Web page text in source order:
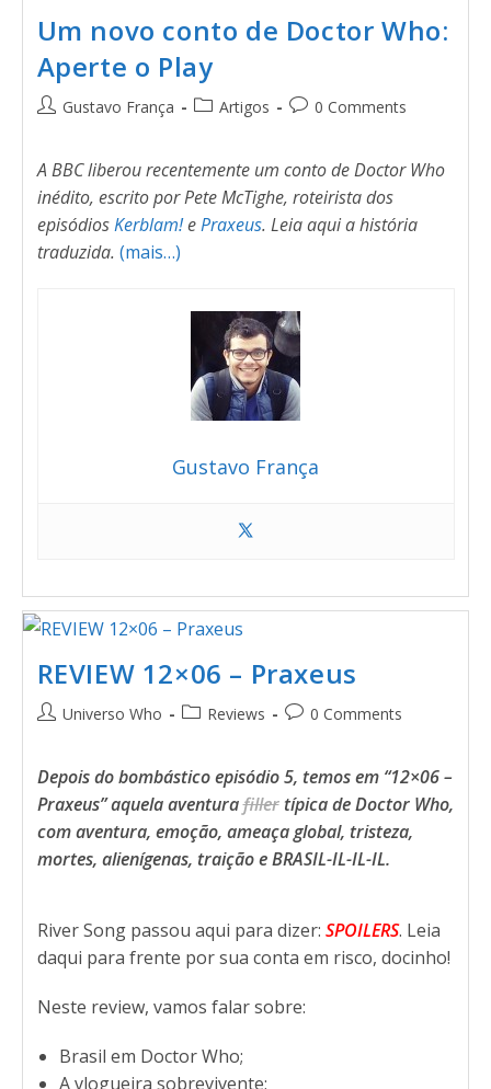
Um novo conto de Doctor Who:
Aperte o Play
Gustavo França Artigos 0 Comments
A BBC liberou recentemente um conto de Doctor Who
inédito, escrito por Pete McTighe, roteirista dos
episódiosKerblam!ePraxeus. Leia aqui a história
traduzida. (mais…)
Gustavo França
REVIEW 12×06 – Praxeus
Universo Who Reviews 0 Comments
Depois do bombástico episódio 5, temos em “12×06 –
Praxeus” aquela aventurafillertípica de Doctor Who,
com aventura, emoção, ameaça global, tristeza,
mortes, alienígenas, traição e BRASIL-IL-IL-IL.
River Song passou aqui para dizer: SPOILERS. Leia
daqui para frente por sua conta em risco, docinho!
Neste review, vamos falar sobre:
Brasil em Doctor Who;
A vlogueira sobrevivente;